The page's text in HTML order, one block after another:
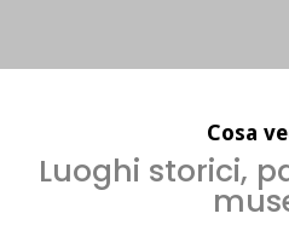
Cosa
Luoghi storici,